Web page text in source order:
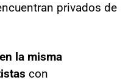
privados de
la misma
con